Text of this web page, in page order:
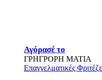
Αγόρασέ το
το
προϊόν
ΓΡΗΓΡΟΡΗ ΜΑΤΙΑ
Επαγγελματικές